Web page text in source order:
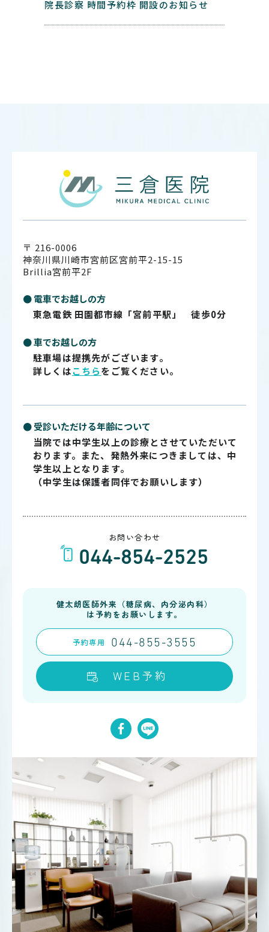
院長診察 時間予約枠 開設のお知らせ
〒 216-0006
神奈川県川崎市宮前区宮前平2-15-15
Brillia宮前平2F
● 電車でお越しの方
東急電鉄 田園都市線「宮前平駅」 徒歩0分
● 車でお越しの方
駐車場は提携先がございます。
詳しくはこちらをご覧ください。
● 受診いただける年齢について
当院では中学生以上の診療とさせていただいて
おります。また、発熱外来につきましては、中
学生以上となります。
（中学生は保護者同伴でお願いします）
お問い合わせ
044-854-2525
健太朗医師外来（糖尿病、内分泌内科）
は予約をお願いします。
予約専用 044-855-3555
WEB予約